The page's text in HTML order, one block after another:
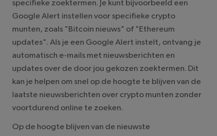
specifieke zoektermen. Je kunt bijvoorbeeld een
Google Alert instellen voor specifieke crypto
munten, zoals "Bitcoin nieuws" of "Ethereum
updates". Als je een Google Alert instelt, ontvang je
automatisch e-mails met nieuwsberichten en
updates over de door jou gekozen zoektermen. Dit
kan je helpen om snel op de hoogte te blijven van de
laatste nieuwsberichten over crypto munten zonder
voortdurend online te zoeken.
Op de hoogte blijven van de nieuwste